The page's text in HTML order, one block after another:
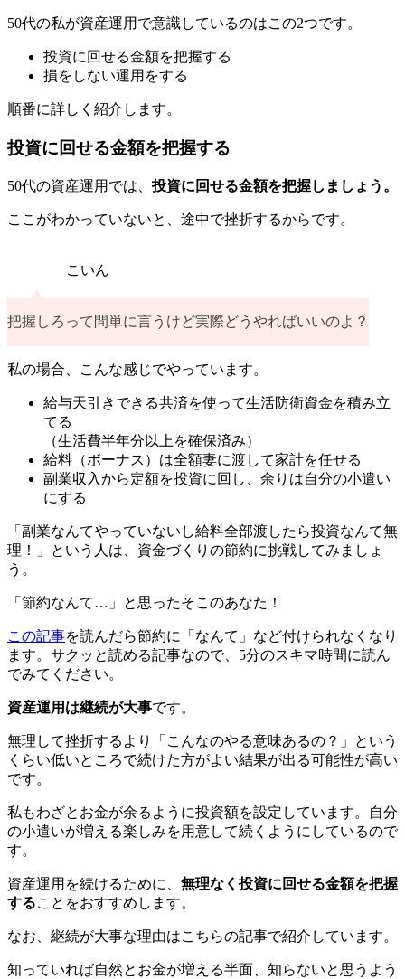
50代の私が資産運用で意識しているのはこの2つです。
投資に回せる金額を把握する
損をしない運用をする
順番に詳しく紹介します。
投資に回せる金額を把握する
50代の資産運用では、投資に回せる金額を把握しましょう。
ここがわかっていないと、途中で挫折するからです。
こいん
把握しろって間単に言うけど実際どうやればいいのよ？
私の場合、こんな感じでやっています。
給与天引きできる共済を使って生活防衛資金を積み立
てる
（生活費半年分以上を確保済み）
給料（ボーナス）は全額妻に渡して家計を任せる
副業収入から定額を投資に回し、余りは自分の小遣い
にする
「副業なんてやっていないし給料全部渡したら投資なんて無
理！」という人は、資金づくりの節約に挑戦してみましょ
う。
「節約なんて…」と思ったそこのあなた！
この記事を読んだら節約に「なんて」など付けられなくなり
ます。サクッと読める記事なので、5分のスキマ時間に読ん
でみてください。
資産運用は継続が大事です。
無理して挫折するより「こんなのやる意味あるの？」という
くらい低いところで続けた方がよい結果が出る可能性が高い
です。
私もわざとお金が余るように投資額を設定しています。自分
の小遣いが増える楽しみを用意して続くようにしているので
す。
資産運用を続けるために、 無理なく投資に回せる金額を把握
することをおすすめします。
なお、継続が大事な理由はこちらの記事で紹介しています。
知っていれば自然とお金が増える半面、知らないと思うよう